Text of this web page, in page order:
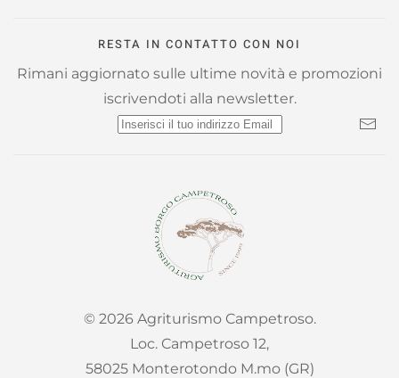
RESTA IN CONTATTO CON NOI
Rimani aggiornato sulle ultime novità e promozioni
iscrivendoti alla newsletter.
© 2026Agriturismo Campetroso.
Loc. Campetroso 12,
58025 Monterotondo M.mo (GR)